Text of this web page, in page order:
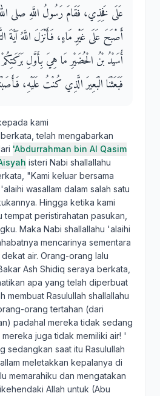
عَلَى فَخِذِي، فَقَامَ رَسُولُ اللَّهِ صلى
أَصْبَحَ عَلَى غَيْرِ مَاءٍ، فَأَنْزَلَ اللَّهُ آيَةَ
أُسَيْدُ بْنُ الْحُضَيْرِ مَا هِيَ بِأَوَّلِ
فَبَعَثْنَا الْبَعِيرَ الَّذِي كُنْتُ عَلَيْهِ،
kami
berkata, telah mengabarkan
'Abdurrahman bin Al Qasim
isteri Nabi shallallahu
"Kami keluar bersama
wasallam dalam salah satu
Hingga ketika kami
tempat peristirahatan pasukan,
Maka Nabi shallallahu 'alaihi
mencarinya sementara
air. Orang-orang lalu
Ash Shidiq seraya berkata,
apa yang telah diperbuat
membuat Rasulullah shallallahu
orang tertahan (dari
padahal mereka tidak sedang
juga tidak memiliki air! '
sedangkan saat itu Rasulullah
meletakkan kepalanya di
memarahiku dan mengatakan
Allah untuk (Abu